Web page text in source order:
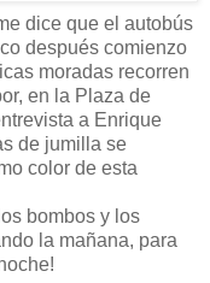
dice que el autobús
después comienzo
moradas recorren
en la Plaza de
a Enrique
de jumilla se
color de esta
bombos y los
la mañana, para